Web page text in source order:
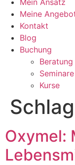
Meine
Kontakt
Blog
Buchung
Beratung
Seminare
Kurse
Oxymel: